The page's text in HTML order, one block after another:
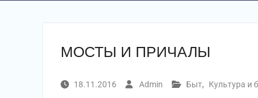
МОСТЫ И ПРИЧАЛЫ
18.11.2016 Admin Быт, Культура и